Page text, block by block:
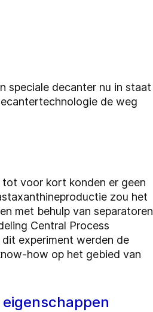
speciale decanter nu in staat
de weg
voor kort konden er geen
zou het
met behulp van separatoren
Central Process
experiment werden de
how op het gebied van